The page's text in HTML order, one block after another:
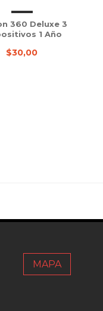
360 Deluxe 3
1 Año
$30,00
MAPA